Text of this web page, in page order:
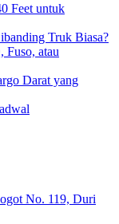
Feet untuk
Truk Biasa?
Fuso, atau
Darat yang
No. 119, Duri